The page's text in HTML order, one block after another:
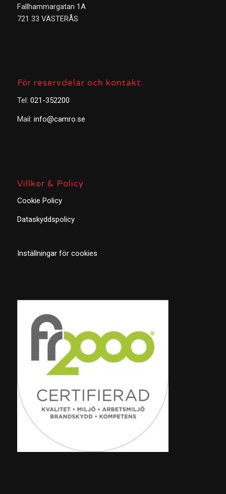
Fallhammargatan 1A
721 33 VÄSTERÅS
För reservdelar och kontakt:
Tel: 021-352200
Mail: info@camro.se
Villkor & Policy
Cookie Policy
Dataskyddspolicy
Inställningar för cookies